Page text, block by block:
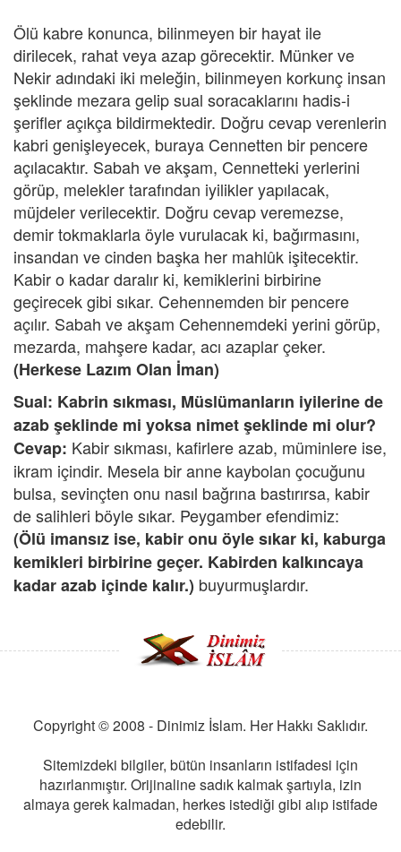
Ölü kabre konunca, bilinmeyen bir hayat ile
dirilecek, rahat veya azap görecektir. Münker ve
Nekir adındaki iki meleğin, bilinmeyen korkunç insan
şeklinde mezara gelip sual soracaklarını hadis-i
şerifler açıkça bildirmektedir. Doğru cevap verenlerin
kabri genişleyecek, buraya Cennetten bir pencere
açılacaktır. Sabah ve akşam, Cennetteki yerlerini
görüp, melekler tarafından iyilikler yapılacak,
müjdeler verilecektir. Doğru cevap veremezse,
demir tokmaklarla öyle vurulacak ki, bağırmasını,
insandan ve cinden başka her mahlûk işitecektir.
Kabir o kadar daralır ki, kemiklerini birbirine
geçirecek gibi sıkar. Cehennemden bir pencere
açılır. Sabah ve akşam Cehennemdeki yerini görüp,
mezarda, mahşere kadar, acı azaplar çeker.
(Herkese Lazım Olan İman)
Sual: Kabrin sıkması, Müslümanların iyilerine de
azab şeklinde mi yoksa nimet şeklinde mi olur?
Cevap: Kabir sıkması, kafirlere azab, müminlere ise,
ikram içindir. Mesela bir anne kaybolan çocuğunu
bulsa, sevinçten onu nasıl bağrına bastırırsa, kabir
de salihleri böyle sıkar. Peygamber efendimiz:
(Ölü imansız ise, kabir onu öyle sıkar ki, kaburga
kemikleri birbirine geçer. Kabirden kalkıncaya
kadar azab içinde kalır.) buyurmuşlardır.
Copyright © 2008 - Dinimiz İslam. Her Hakkı Saklıdır.
Sitemizdeki bilgiler, bütün insanların istifadesi için
hazırlanmıştır. Orijinaline sadık kalmak şartıyla, izin
almaya gerek kalmadan, herkes istediği gibi alıp istifade
edebilir.